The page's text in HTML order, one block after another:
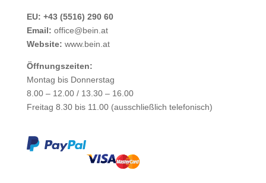
EU: +43 (5516) 290 60
Email: office@bein.at
Website: www.bein.at
Öffnungszeiten:
Montag bis Donnerstag
8.00 – 12.00 / 13.30 – 16.00
Freitag 8.30 bis 11.00 (ausschließlich telefonisch)